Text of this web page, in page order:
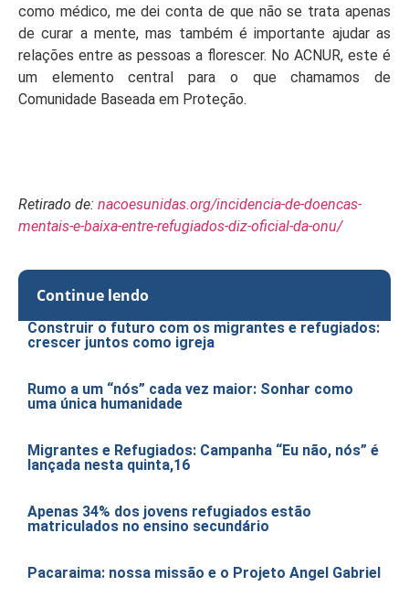
como médico, me dei conta de que não se trata apenas
de curar a mente, mas também é importante ajudar as
relações entre as pessoas a florescer. No ACNUR, este é
um elemento central para o que chamamos de
Comunidade Baseada em Proteção.
Retirado de: nacoesunidas.org/incidencia-de-doencas-
mentais-e-baixa-entre-refugiados-diz-oficial-da-onu/
Continue lendo
Construir o futuro com os migrantes e refugiados:
crescer juntos como igreja
Rumo a um “nós” cada vez maior: Sonhar como
uma única humanidade
Migrantes e Refugiados: Campanha “Eu não, nós” é
lançada nesta quinta,16
Apenas 34% dos jovens refugiados estão
matriculados no ensino secundário
Pacaraima: nossa missão e o Projeto Angel Gabriel